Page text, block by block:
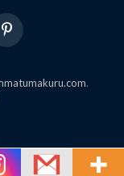
Pinterest
.